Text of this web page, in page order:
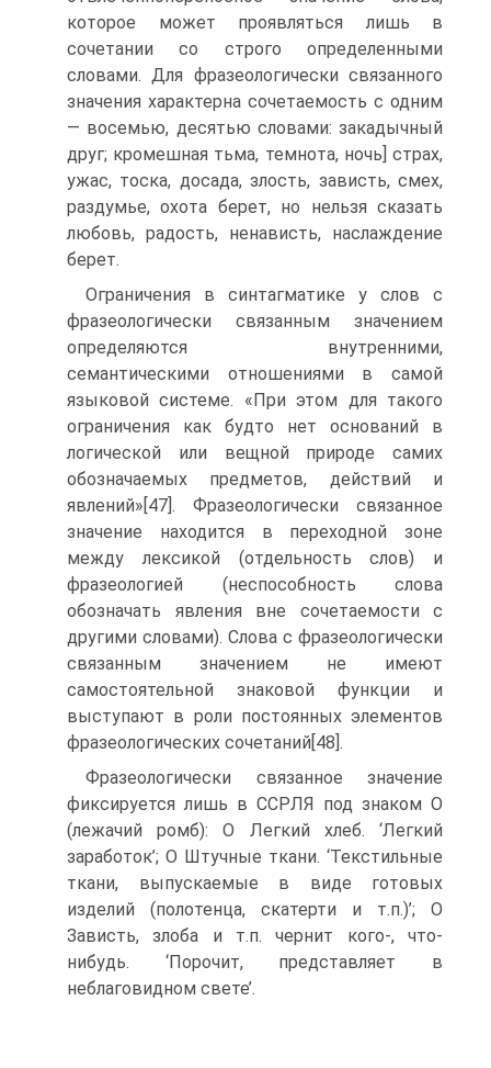
которое может проявляться лишь в
сочетании со строго определенными
словами. Для фразеологически связанного
значения характерна сочетаемость с одним
— восемью, десятью словами: закадычный
друг; кромешная тьма, темнота, ночь] страх,
ужас, тоска, досада, злость, зависть, смех,
раздумье, охота берет, но нельзя сказать
любовь, радость, ненависть, наслаждение
берет.
Ограничения в синтагматике у слов с
фразеологически связанным значением
определяются внутренними,
семантическими отношениями в самой
языковой системе. «При этом для такого
ограничения как будто нет оснований в
логической или вещной природе самих
обозначаемых предметов, действий и
явлений»[47]. Фразеологически связанное
значение находится в переходной зоне
между лексикой (отдельность слов) и
фразеологией (неспособность слова
обозначать явления вне сочетаемости с
другими словами). Слова с фразеологически
связанным значением не имеют
самостоятельной знаковой функции и
выступают в роли постоянных элементов
фразеологических сочетаний[48].
Фразеологически связанное значение
фиксируется лишь в ССРЛЯ под знаком О
(лежачий ромб): О Легкий хлеб. ‘Легкий
заработок’; О Штучные ткани. ‘Текстильные
ткани, выпускаемые в виде готовых
изделий (полотенца, скатерти и т.п.)’; О
Зависть, злоба и т.п. чернит кого-, что-
нибудь. ‘Порочит, представляет в
неблаговидном свете’.